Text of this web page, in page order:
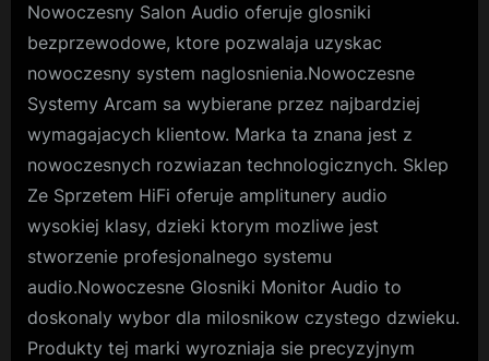
Nowoczesny Salon Audio oferuje glosniki
bezprzewodowe, ktore pozwalaja uzyskac
nowoczesny system naglosnienia.Nowoczesne
Systemy Arcam sa wybierane przez najbardziej
wymagajacych klientow. Marka ta znana jest z
nowoczesnych rozwiazan technologicznych. Sklep
Ze Sprzetem HiFi oferuje amplitunery audio
wysokiej klasy, dzieki ktorym mozliwe jest
stworzenie profesjonalnego systemu
audio.Nowoczesne Glosniki Monitor Audio to
doskonaly wybor dla milosnikow czystego dzwieku.
Produkty tej marki wyrozniaja sie precyzyjnym